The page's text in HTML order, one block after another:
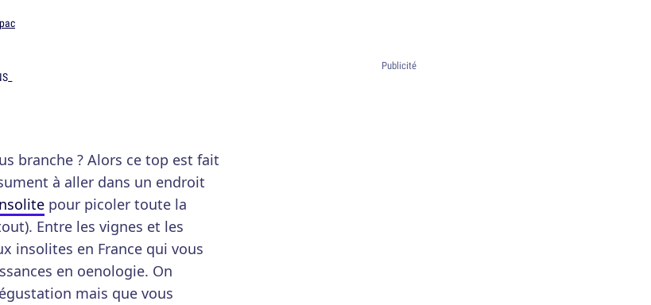
branche ? Alors ce top est fait
à aller dans un endroit
pour picoler toute la
Entre les vignes et les
insolites en France qui vous
en oenologie. On
mais que vous